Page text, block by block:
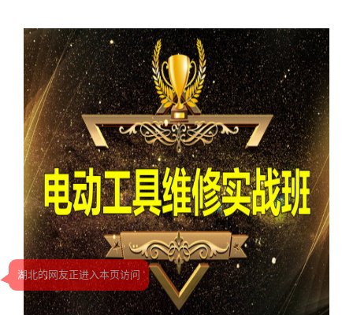
选
对
平
台
提
升
实
操
就
业
能
湖北的网友正进入本页访问